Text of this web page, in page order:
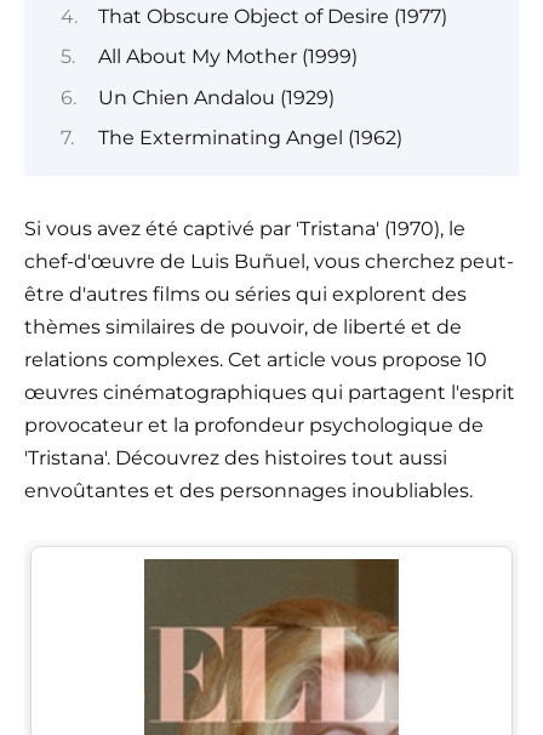
That Obscure Object of Desire (1977)
All About My Mother (1999)
Un Chien Andalou (1929)
The Exterminating Angel (1962)
Si vous avez été captivé par 'Tristana' (1970), le
chef-d'œuvre de Luis Buñuel, vous cherchez peut-
être d'autres films ou séries qui explorent des
thèmes similaires de pouvoir, de liberté et de
relations complexes. Cet article vous propose 10
œuvres cinématographiques qui partagent l'esprit
provocateur et la profondeur psychologique de
'Tristana'. Découvrez des histoires tout aussi
envoûtantes et des personnages inoubliables.